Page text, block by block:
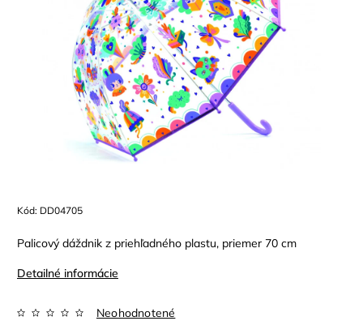
Kód: DD04705
Palicový dáždnik z priehľadného plastu, priemer 70 cm
Detailné informácie
Neohodnotené